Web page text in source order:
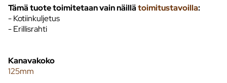
Tämä tuote toimitetaan vain näillätoimitustavoilla:
- Kotiinkuljetus
- Erillisrahti
Kanavakoko
125mm